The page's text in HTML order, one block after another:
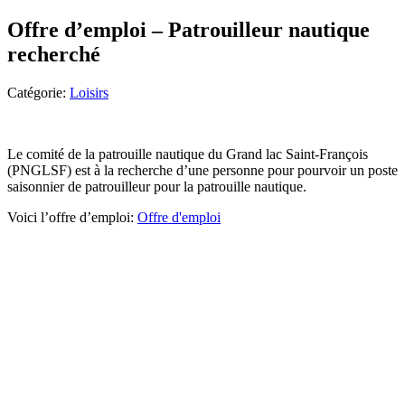
Offre d’emploi – Patrouilleur nautique
recherché
Catégorie: Loisirs
Le comité de la patrouille nautique du Grand lac Saint-François
(PNGLSF) est à la recherche d’une personne pour pourvoir un poste
saisonnier de patrouilleur pour la patrouille nautique.
Voici l’offre d’emploi: Offre d'emploi